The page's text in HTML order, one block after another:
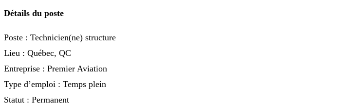
Détails du poste
Poste : Technicien(ne) structure
Lieu : Québec, QC
Entreprise : Premier Aviation
Type d’emploi : Temps plein
Statut : Permanent